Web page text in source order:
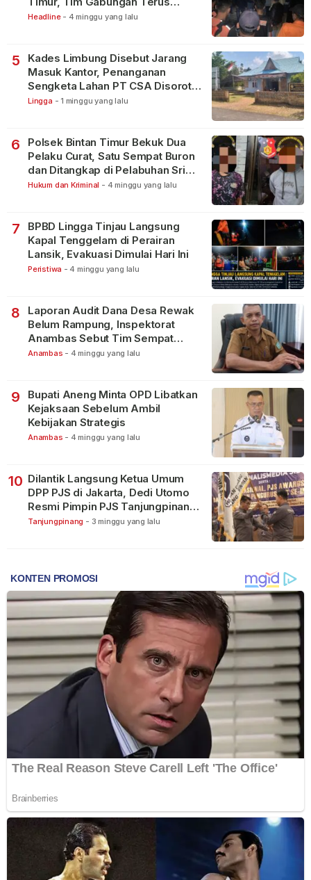
Lakukan Pencarian
Headline - 4 minggu yang lalu
5
Kades Limbung Disebut Jarang
Masuk Kantor, Penanganan
Sengketa Lahan PT CSA Disorot
Warga
Lingga - 1 minggu yang lalu
6
Polsek Bintan Timur Bekuk Dua
Pelaku Curat, Satu Sempat Buron
dan Ditangkap di Pelabuhan Sri
Bintan Pura
Hukum dan Kriminal - 4 minggu yang lalu
7
BPBD Lingga Tinjau Langsung
Kapal Tenggelam di Perairan
Lansik, Evakuasi Dimulai Hari Ini
Peristiwa - 4 minggu yang lalu
8
Laporan Audit Dana Desa Rewak
Belum Rampung, Inspektorat
Anambas Sebut Tim Sempat
Terbagi Tangani Kasus Lain
Anambas - 4 minggu yang lalu
9
Bupati Aneng Minta OPD Libatkan
Kejaksaan Sebelum Ambil
Kebijakan Strategis
Anambas - 4 minggu yang lalu
10 Dilantik Langsung Ketua Umum
DPP PJS di Jakarta, Dedi Utomo
Resmi Pimpin PJS Tanjungpinang-
Bintan
Tanjungpinang - 3 minggu yang lalu